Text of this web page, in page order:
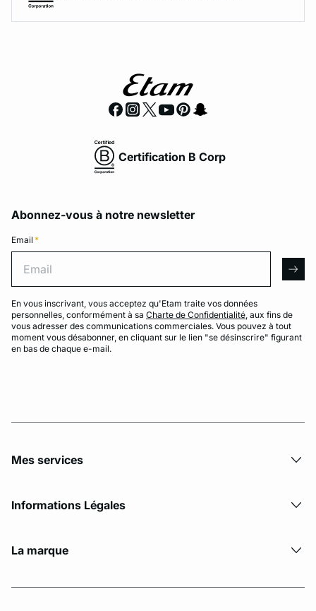
Certification B Corp
Abonnez-vous à notre newsletter
Email *
En vous inscrivant, vous acceptez qu'Etam traite vos données
personnelles, conformément à sa Charte de Confidentialité, aux fins de
vous adresser des communications commerciales. Vous pouvez à tout
moment vous désabonner, en cliquant sur le lien "se désinscrire" figurant
en bas de chaque e-mail.
Mes services
Informations Légales
La marque